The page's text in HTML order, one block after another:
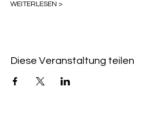
WEITERLESEN >
Diese Veranstaltung teilen